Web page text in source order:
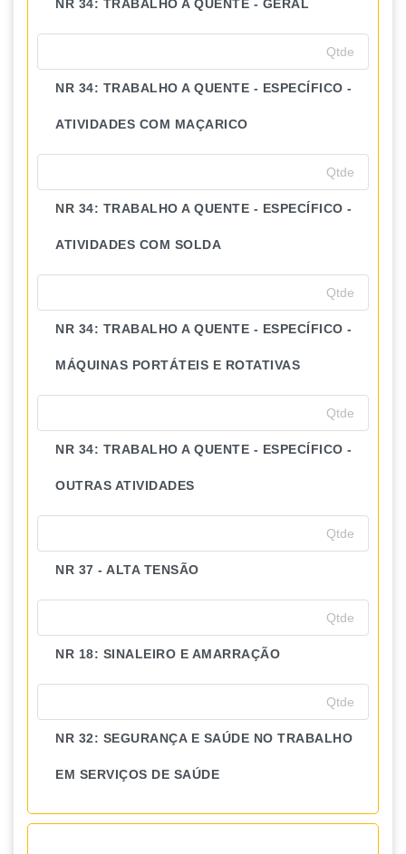
NR 34: TRABALHO A QUENTE - GERAL
NR 34: TRABALHO A QUENTE - ESPECÍFICO -
ATIVIDADES COM MAÇARICO
NR 34: TRABALHO A QUENTE - ESPECÍFICO -
ATIVIDADES COM SOLDA
NR 34: TRABALHO A QUENTE - ESPECÍFICO -
MÁQUINAS PORTÁTEIS E ROTATIVAS
NR 34: TRABALHO A QUENTE - ESPECÍFICO -
OUTRAS ATIVIDADES
NR 37 - ALTA TENSÃO
NR 18: SINALEIRO E AMARRAÇÃO
NR 32: SEGURANÇA E SAÚDE NO TRABALHO
EM SERVIÇOS DE SAÚDE